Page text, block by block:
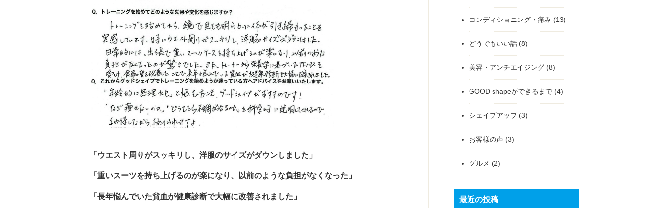
「ウエスト周りがスッキリし、洋服のサイズがダウンしました」
「重いスーツを持ち上げるのが楽になり、以前のような負担がなくなった」
「長年悩んでいた貧血が健康診断で大幅に改善されました」
コンディショニング・痛み (13)
どうでもいい話(8)
美容・アンチエイジング(8)
GOOD shapeができるまで(4)
シェイプアップ(3)
お客様の声(3)
グルメ (2)
最近の投稿